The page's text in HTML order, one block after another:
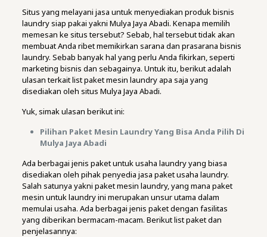
Situs yang melayani jasa untuk menyediakan produk bisnis
laundry siap pakai yakni Mulya Jaya Abadi. Kenapa memilih
memesan ke situs tersebut? Sebab, hal tersebut tidak akan
membuat Anda ribet memikirkan sarana dan prasarana bisnis
laundry. Sebab banyak hal yang perlu Anda fikirkan, seperti
marketing bisnis dan sebagainya. Untuk itu, berikut adalah
ulasan terkait list paket mesin laundry apa saja yang
disediakan oleh situs Mulya Jaya Abadi.
Yuk, simak ulasan berikut ini:
Pilihan Paket Mesin Laundry Yang Bisa Anda Pilih Di
Mulya Jaya Abadi
Ada berbagai jenis paket untuk usaha laundry yang biasa
disediakan oleh pihak penyedia jasa paket usaha laundry.
Salah satunya yakni paket mesin laundry, yang mana paket
mesin untuk laundry ini merupakan unsur utama dalam
memulai usaha. Ada berbagai jenis paket dengan fasilitas
yang diberikan bermacam-macam. Berikut list paket dan
penjelasannya: